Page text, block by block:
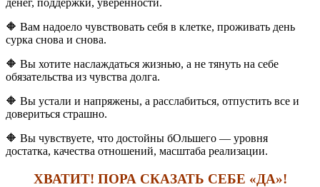
денег, поддержки, уверенности.
🔶 Вам надоело чувствовать себя в клетке, проживать день
сурка снова и снова.
🔶 Вы хотите наслаждаться жизнью, а не тянуть на себе
обязательства из чувства долга.
🔶 Вы устали и напряжены, а расслабиться, отпустить все и
довериться страшно.
🔶 Вы чувствуете, что достойны бОльшего — уровня
достатка, качества отношений, масштаба реализации.
ХВАТИТ! ПОРА СКАЗАТЬ СЕБЕ «ДА»!